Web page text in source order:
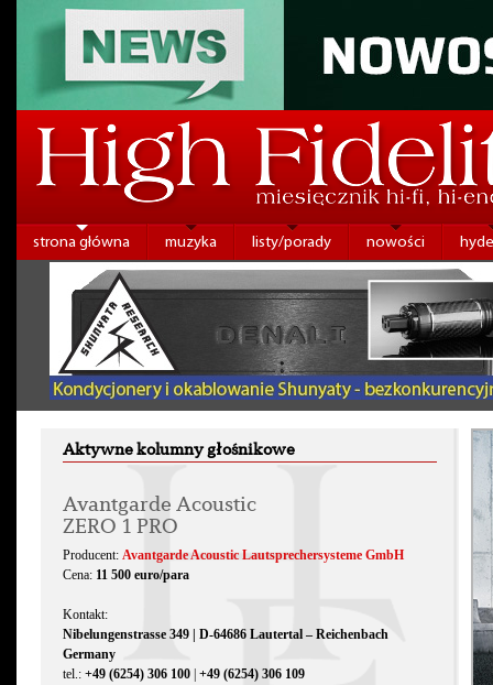
strona główna muzyka listy/porady nowości
Aktywne kolumny głośnikowe
Avantgarde Acoustic
ZERO 1 PRO
Producent: Avantgarde Acoustic Lautsprechersysteme GmbH
Cena: 11 500 euro/para
Kontakt:
Nibelungenstrasse 349 | D-64686 Lautertal – Reichenbach
Germany
tel.: +49 (6254) 306 100 +49 (6254) 306 109